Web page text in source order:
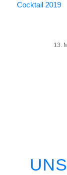
Cock­tail 2019
13. /